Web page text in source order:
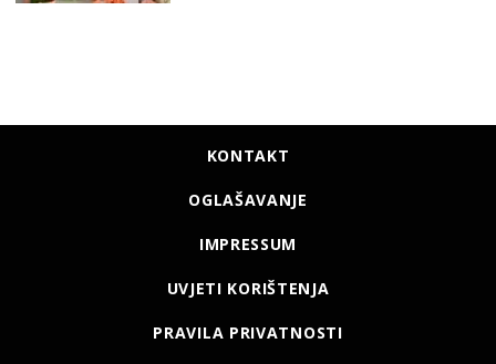
KONTAKT
OGLAŠAVANJE
IMPRESSUM
UVJETI KORIŠTENJA
PRAVILA PRIVATNOSTI